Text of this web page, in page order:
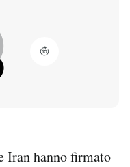
Iran hanno firmato